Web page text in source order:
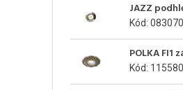
JAZZ
Kód: 083070
POLKA FI1
Kód: 115580